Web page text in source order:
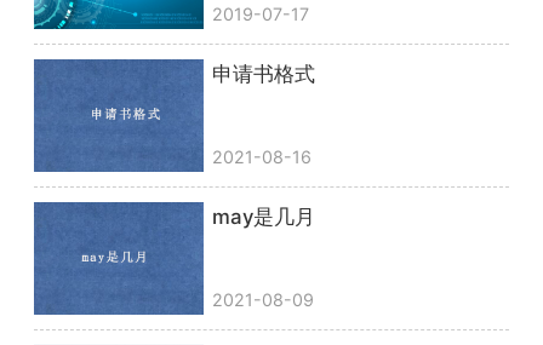
2019-07-17
申请书格式
2021-08-16
may是几月
2021-08-09